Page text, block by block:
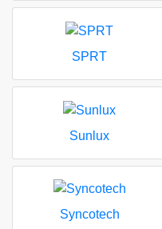
SPRT
Sunlux
Syncotech